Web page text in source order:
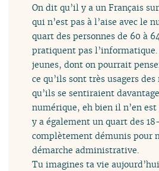
On dit qu’il y a un Français
qui n’est pas à l’aise avec le
quart des personnes de 60 à
pratiquent pas
jeunes, dont on pourrait
ce qu’ils sont très usagers
qu’ils se sentiraient
numérique, eh bien il n’en
y a également un quart des
complètement démunis pour
démarche administrative.
Tu imagines ta vie